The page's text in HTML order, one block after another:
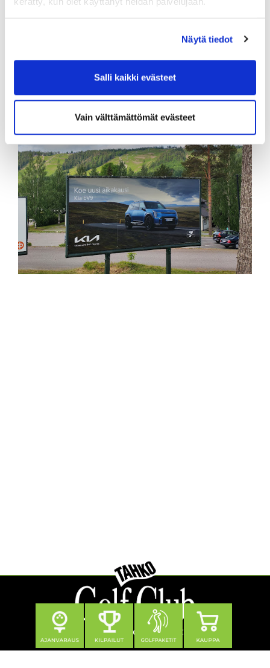
Näytä tiedot
Salli kaikki evästeet
Vain välttämättömät evästeet
myös läpi kesän koeajettavissa Kia EV6 sekä Kia
Varaa koeajosi ennakkoon osoitteesta: